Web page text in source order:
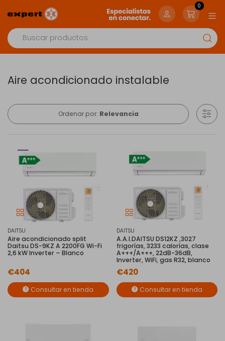
0
Aire acondicionado instalable
Ordenar por: Relevancia
DAITSU
Aire acondicionado split
Daitsu DS-9KZ A 2200FG Wi-Fi
2,6 kW Inverter – Blanco
€404
Consultar en tienda
DAITSU
A.A.I.DAITSU DS12KZ ,3027
frigorías, 3233 calorías, clase
A+++/A+++, 22dB-36dB,
Inverter, WiFi, gas R32, blanco
€420
Consultar en tienda